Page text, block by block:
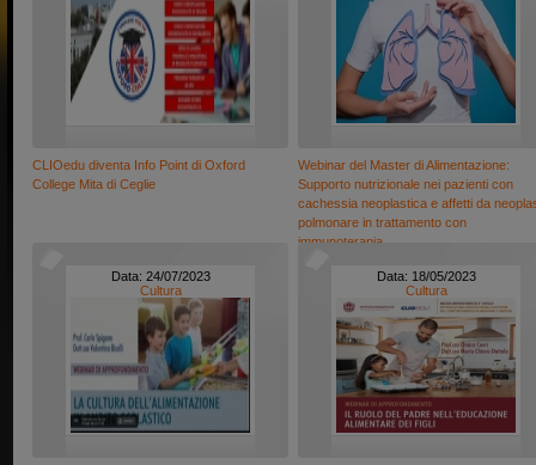
CLIOedu diventa Info Point di Oxford
College Mita di Ceglie
Webinar del Master di Alimentazione:
Supporto nutrizionale nei pazienti con
cachessia neoplastica e affetti da
polmonare in trattamento con
immunoterapia
Data: 24/07/2023
Cultura
Data: 18/05/2023
Cultura